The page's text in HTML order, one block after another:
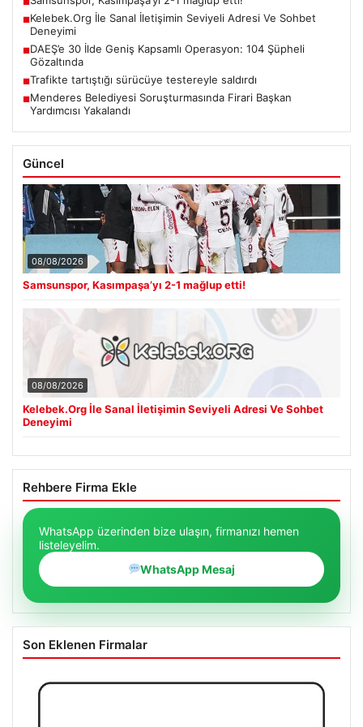
■Kelebek.Org İle Sanal İletişimin Seviyeli Adresi Ve Sohbet
Deneyimi
■DAEŞ’e 30 İlde Geniş Kapsamlı Operasyon: 104 Şüpheli
Gözaltında
■Trafikte tartıştığı sürücüye testereyle saldırdı
■Menderes Belediyesi Soruşturmasında Firari Başkan
Yardımcısı Yakalandı
Güncel
08/08/2026
Samsunspor, Kasımpaşa’yı 2-1 mağlup etti!
08/08/2026
Kelebek.Org İle Sanal İletişimin Seviyeli Adresi Ve Sohbet
Deneyimi
Rehbere Firma Ekle
WhatsApp üzerinden bize ulaşın, firmanızı hemen
listeleyelim.
WhatsApp Mesaj
Son Eklenen Firmalar